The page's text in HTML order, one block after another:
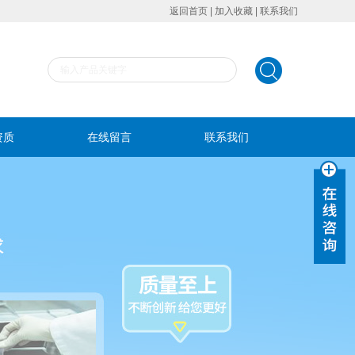
返回首页 加入收藏 联系我们
质 在线留言 联系我们